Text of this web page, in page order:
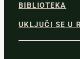
BIBLIOTEKA
UKLJUČI SE U